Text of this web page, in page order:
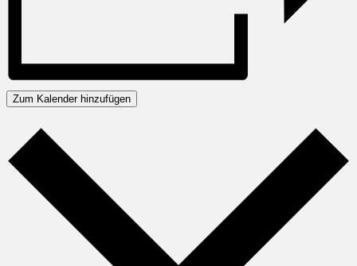
Zum Kalender hinzufügen